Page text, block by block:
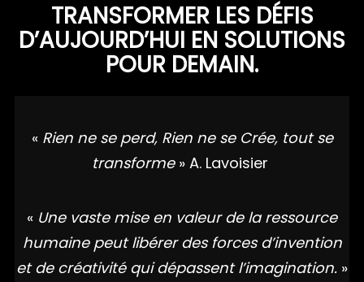
TRANSFORMER LES DÉFIS
D’AUJOURD’HUI EN SOLUTIONS
POUR DEMAIN.
« Rien ne se perd, Rien ne se Crée, tout se
transforme » A. Lavoisier
« Une vaste mise en valeur de la ressource
humaine peut libérer des forces d’invention
et de créativité qui dépassent l’imagination. »